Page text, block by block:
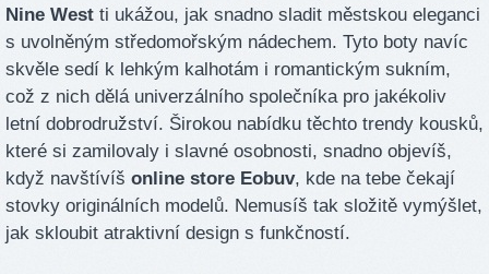
Nine West ti ukážou, jak snadno sladit městskou eleganci
s uvolněným středomořským nádechem. Tyto boty navíc
skvěle sedí k lehkým kalhotám i romantickým sukním,
což z nich dělá univerzálního společníka pro jakékoliv
letní dobrodružství. Širokou nabídku těchto trendy kousků,
které si zamilovaly i slavné osobnosti, snadno objevíš,
když navštívíš online store Eobuv, kde na tebe čekají
stovky originálních modelů. Nemusíš tak složitě vymýšlet,
jak skloubit atraktivní design s funkčností.